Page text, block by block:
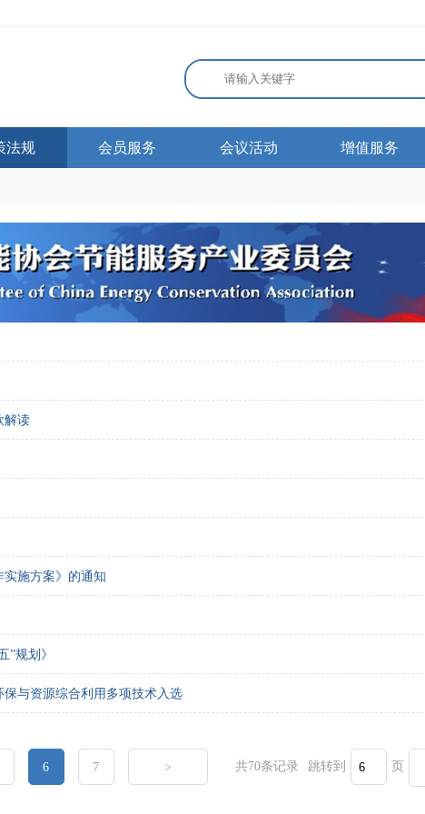
法规 会员服务 会议活动 增值服务
解读
施方案》的通知
规划》
保与资源综合利用多项技术入选
6 7 > 共70条记录 跳转到 页